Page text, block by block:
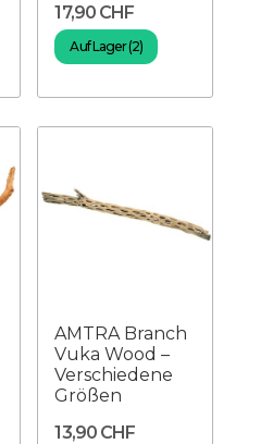
17,90 CHF
Auf Lager (2)
AMTRA Branch
Vuka Wood –
Verschiedene
Größen
13,90 CHF